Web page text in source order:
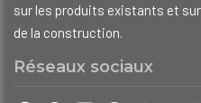
sur les produits existants et
de la construction.
Réseaux sociaux